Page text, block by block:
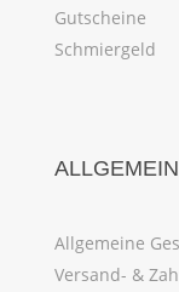
Gutscheine
Schmiergeld
Allgemeine
Versand- &